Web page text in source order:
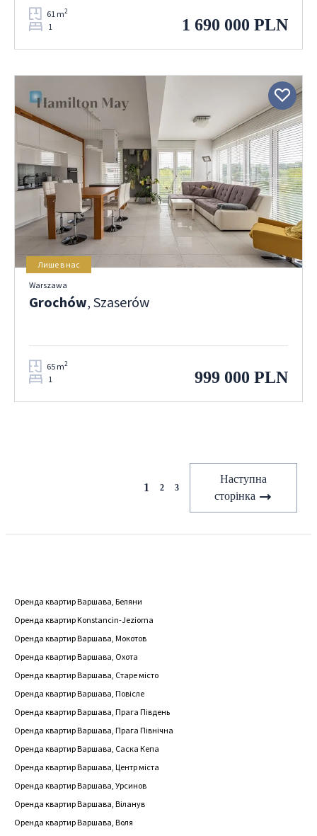
61 m2
1 1 690 000 PLN
Лише в нас
Warszawa
Grochów, Szaserów
65 m2
1 999 000 PLN
1 2 3
Наступна
сторінка
Оренда квартир Варшава, Беляни
Оренда квартир Konstancin-Jeziorna
Оренда квартир Варшава, Мокотов
Оренда квартир Варшава, Охота
Оренда квартир Варшава, Старе місто
Оренда квартир Варшава, Повісле
Оренда квартир Варшава, Прага Південь
Оренда квартир Варшава, Прага Північна
Оренда квартир Варшава, Саска Кепа
Оренда квартир Варшава, Центр міста
Оренда квартир Варшава, Урсинов
Оренда квартир Варшава, Віланув
Оренда квартир Варшава, Воля